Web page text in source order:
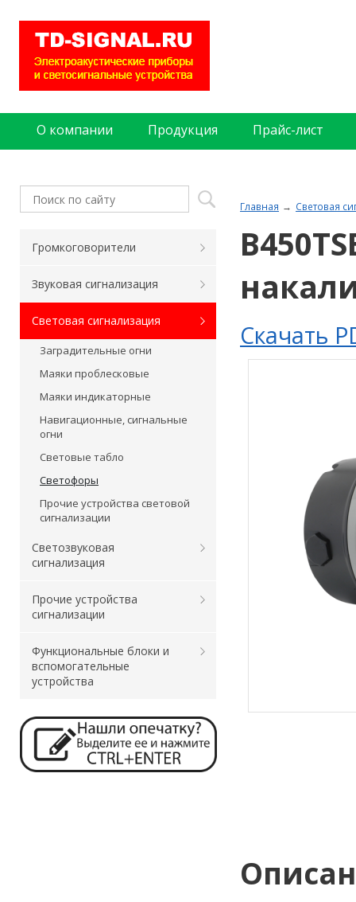
О компании Продукция Прайс-лист
Главная Световая
Скачать
Громкоговорители
Звуковая сигнализация
Световая сигнализация
Заградительные огни
Маяки проблесковые
Маяки индикаторные
Навигационные, сигнальные
огни
Световые табло
Светофоры
Прочие устройства световой
сигнализации
Светозвуковая
сигнализация
Прочие устройства
сигнализации
Функциональные блоки и
вспомогательные
устройства